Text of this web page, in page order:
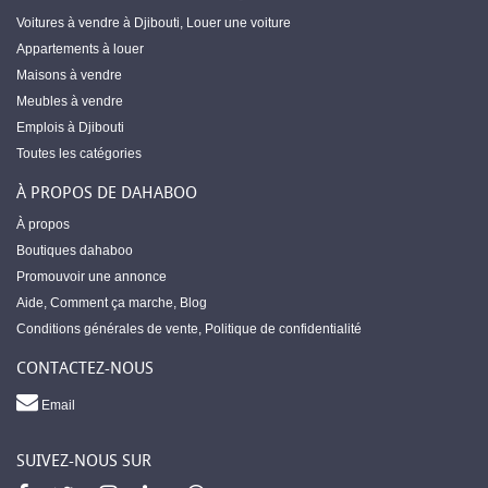
Voitures à vendre à Djibouti, Louer une voiture
Appartements à louer
Maisons à vendre
Meubles à vendre
Emplois à Djibouti
Toutes les catégories
À PROPOS DE DAHABOO
À propos
Boutiques dahaboo
Promouvoir une annonce
Aide, Comment ça marche, Blog
Conditions générales de vente, Politique de confidentialité
CONTACTEZ-NOUS
Email
SUIVEZ-NOUS SUR